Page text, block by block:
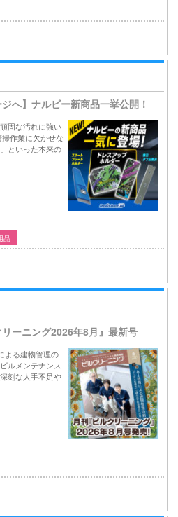
へ】ナルビー新商品一挙公開！
固な汚れに強い
作業に欠かせな
といった本来の
品
リーニング2026年8月』最新号
よる建物管理の
ルメンテナンス
刻な人手不足や